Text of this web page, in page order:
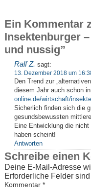
Ein Kommentar
Insektenburger
und nussig”
Ralf Z. sagt:
13. Dezember 2018 um
Den Trend zur
diesem Jahr auch schon
online.de/wirtschaft/
Sicherlich finden sich die
gesundsbewussten
Eine Entwicklung die
haben scheint!
Antworten
Schreibe einen
Deine E-Mail-Adresse
Erforderliche Felder
Kommentar *